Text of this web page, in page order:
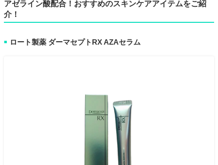
アゼライン酸配合！おすすめのスキンケアアイテムをご紹
介！
■ ロート製薬 ダーマセプトRX AZAセラム